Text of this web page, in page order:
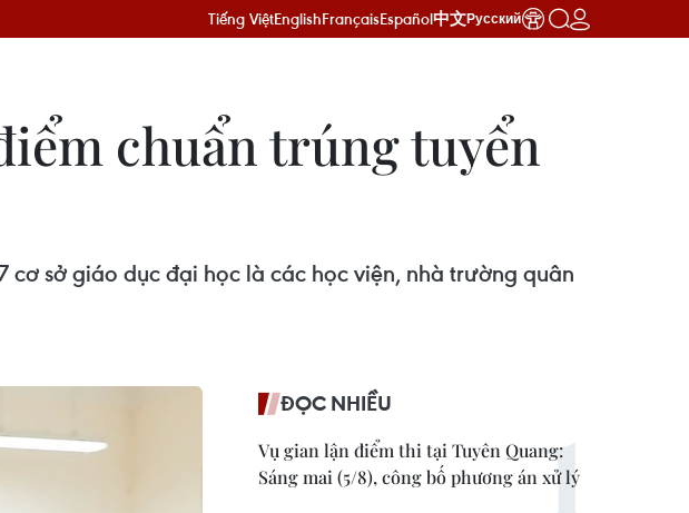
Tiếng ViệtEnglishFrançaisEspañol中文Русский
chuẩn trúng tuyển
cơ sở giáo dục đại học là các học viện, nhà trường quân
ĐỌC NHIỀU
Vụ gian lận điểm thi tại Tuyên Quang:
Sáng mai (5/8), công bố phương án xử lý